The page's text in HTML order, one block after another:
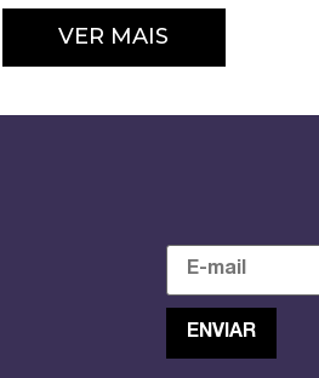
VER MAIS